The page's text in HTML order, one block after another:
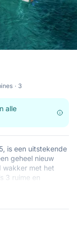
3
alle
is een uitstekende
geheel nieuw
wakker met het
3 ruime en
familie en
per boot.